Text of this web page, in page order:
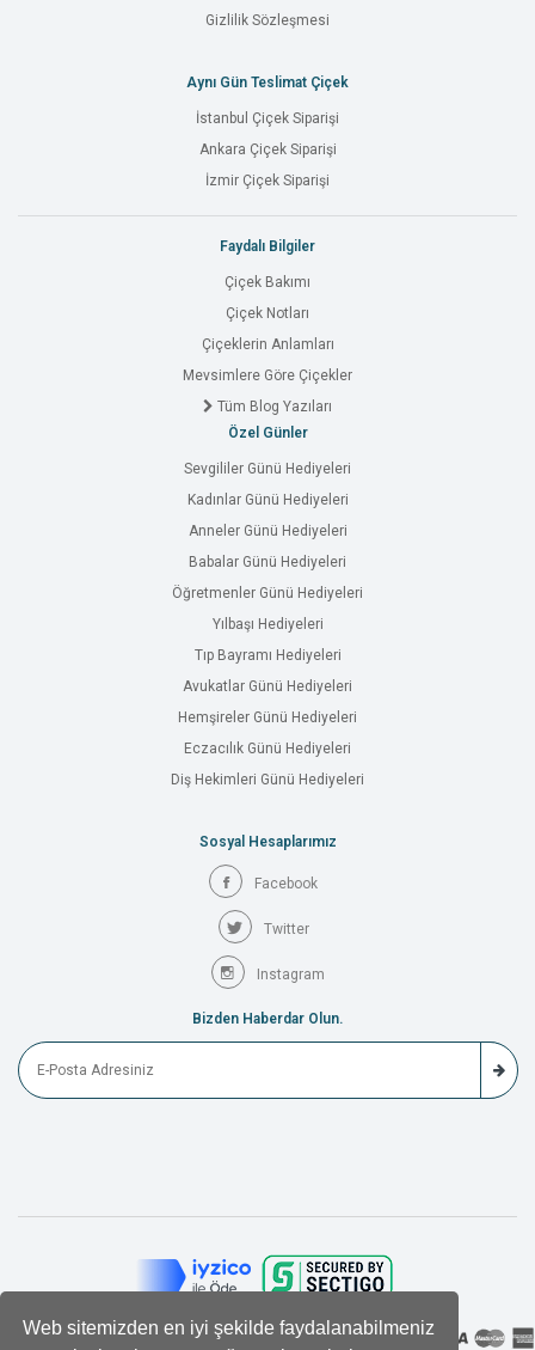
Web sitemizden en iyi şekilde faydalanabilmeniz
Gizlilik Sözleşmesi
Aynı Gün Teslimat Çiçek
İstanbul Çiçek Siparişi
Ankara Çiçek Siparişi
İzmir Çiçek Siparişi
Faydalı Bilgiler
Çiçek Bakımı
Çiçek Notları
Çiçeklerin Anlamları
Mevsimlere Göre Çiçekler
Tüm Blog Yazıları
Özel Günler
Sevgililer Günü Hediyeleri
Kadınlar Günü Hediyeleri
Anneler Günü Hediyeleri
Babalar Günü Hediyeleri
Öğretmenler Günü Hediyeleri
Yılbaşı Hediyeleri
Tıp Bayramı Hediyeleri
Avukatlar Günü Hediyeleri
Hemşireler Günü Hediyeleri
Eczacılık Günü Hediyeleri
Diş Hekimleri Günü Hediyeleri
Sosyal Hesaplarımız
Facebook
Twitter
Instagram
Bizden Haberdar Olun.